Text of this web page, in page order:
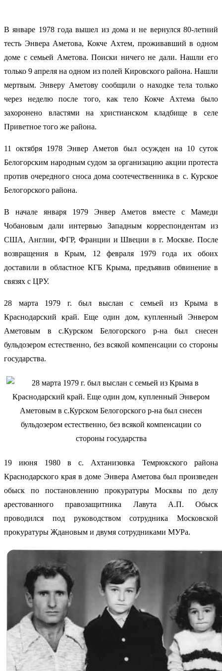
В январе 1978 года вышел из дома и не вернулся 80-летний
тесть Энвера Аметова, Кокче Ахтем, проживавший в одном
доме с семьей Аметова. Поиски ничего не дали. Нашли его
только 9 апреля на одном из полей Кировского района. Нашли
мертвым. Энверу Аметову сообщили о находке тела только
через неделю после того, как тело Кокче Ахтема было
захоронено властями на христианском кладбище в селе
Приветное того же района.
11 октября 1978 Энвер Аметов был осужден на 10 суток
Белогорским народным судом за организацию акции протеста
против очередного сноса дома соотечественника в с. Курское
Белогорского района.
В начале января 1979 Энвер Аметов вместе с Мамеди
Чобановым дали интервью Западным корреспондентам из
США, Англии, ФГР, Франции и Швеции в г. Москве. После
возвращения в Крым, 12 февраля 1979 года их обоих
доставили в областное КГБ Крыма, предъявив обвинение в
связях с ЦРУ.
28 марта 1979 г. был выслан с семьей из Крыма в
Краснодарский край. Еще один дом, купленный Энвером
Аметовым в с.Курском Белогорского р-на был снесен
бульдозером естественно, без всякой компенсации со стороны
государства.
19 июня 1980 в с. Ахтанизовка Темрюкского района
Краснодарского края в доме Энвера Аметова был произведен
обыск по постановлению прокуратуры Москвы по делу
арестованного правозащитника Лавута А.П. Обыск
проводился под руководством сотрудника Московской
прокуратуры Ждановым и двумя сотрудниками МУРа.